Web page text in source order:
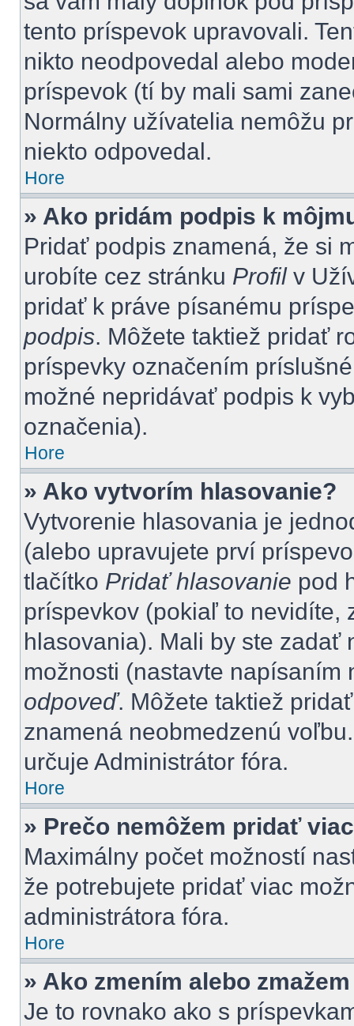
tento príspevok upravovali.
nikto neodpovedal alebo
príspevok (tí by mali sami
Normálny užívatelia nemôžu
niekto odpovedal.
Hore
» Ako pridám podpis k
Pridať podpis znamená, že si
urobíte cez stránku Profilv
pridať k práve písanému
podpis. Môžete taktiež pridať
príspevky označením
možné nepridávať podpis k
označenia).
Hore
» Ako vytvorím hlasovanie?
Vytvorenie hlasovania je
(alebo upravujete prví
tlačítko Pridať hlasovanie pod
príspevkov (pokiaľ to nevidíte,
hlasovania). Mali by ste zadať
možnosti (nastavte
odpoveď. Môžete taktiež
znamená neobmedzenú
určuje Administrátor fóra.
Hore
» Prečo nemôžem pridať
Maximálny počet možností
že potrebujete pridať viac
administrátora fóra.
Hore
» Ako zmením alebo
Je to rovnako ako s